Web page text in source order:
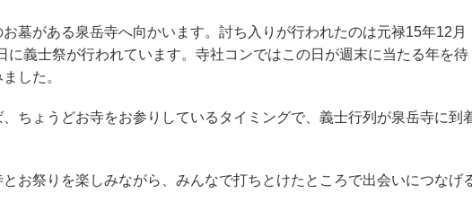
墓がある泉岳寺へ向かいます。討ち入りが行われたのは元禄15年12月
に義士祭が行われています。寺社コンではこの日が週末に当たる年を待
した。
ちょうどお寺をお参りしているタイミングで、義士行列が泉岳寺に到
お祭りを楽しみながら、みんなで打ちとけたところで出会いにつなげ